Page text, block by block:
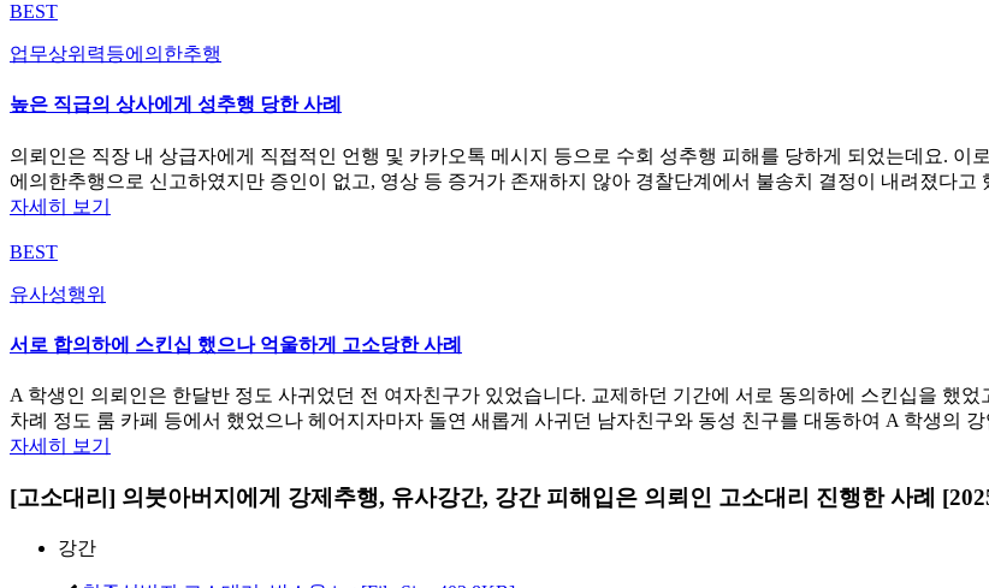
BEST
업무상위력등에의한추행
높은 직급의 상사에게 성추행 당한 사례
의뢰인은 직장 내 상급자에게 직접적인 언행 및 카카오톡 메시지 등으로 수회 성추행 피해를 당하게 되었는데요.
에의한추행으로 신고하였지만 증인이 없고, 영상 등 증거가 존재하지 않아 경찰단계에서 불송치 결정이 내려졌다고
자세히 보기
BEST
유사성행위
서로 합의하에 스킨십 했으나 억울하게 고소당한 사례
A 학생인 의뢰인은 한달반 정도 사귀었던 전 여자친구가 있었습니다. 교제하던 기간에 서로 동의하에 스킨십을 했
차례 정도 룸 카페 등에서 했었으나 헤어지자마자 돌연 새롭게 사귀던 남자친구와 동성 친구를 대동하여 A 학생의
자세히 보기
[고소대리] 의붓아버지에게 강제추행, 유사강간, 강간 피해입은 의뢰인 고소대리 진행한 사례
강간